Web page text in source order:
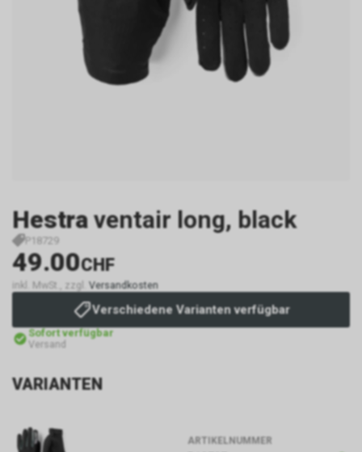
Hestra ventair long, black
P18729
49.00CHF
inkl. MwSt., zzgl. Versandkosten
Verschiedene Varianten verfügbar
Sofort verfügbar
Versand
VARIANTEN
ARTIKELNUMMER